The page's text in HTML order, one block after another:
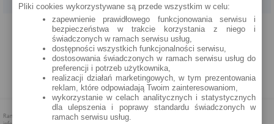
PROGRAM PARTNERSKI O NAS REKLAMA REGULAMIN
POLITYKA PRYWATNOŚCI POLITYKA COOKIES ZASADY PLASOWANIA
Pliki cookies wykorzystywane są przede wszystkim w celu:
zapewnienie prawidłowego funkcjonowania serwisu i
bezpieczeństwa w trakcie korzystania z niego i
świadczonych w ramach serwisu usług,
dostępności wszystkich funkcjonalności serwisu,
dostosowania świadczonych w ramach serwisu usług do
preferencji i potrzeb użytkownika,
realizacji działań marketingowych, w tym prezentowania
reklam, które odpowiadają Twoim zainteresowaniom,
wykorzystanie w celach analitycznych i statystycznych
dla ulepszenia i poprawy standardu świadczonych w
ramach serwisu usług.